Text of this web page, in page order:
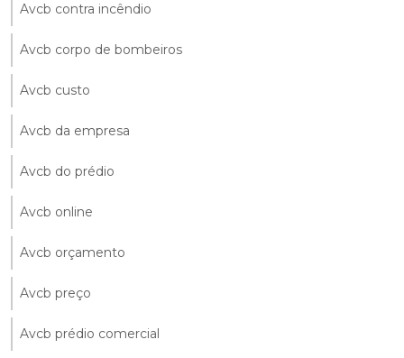
Avcb contra incêndio
Avcb corpo de bombeiros
Avcb custo
Avcb da empresa
Avcb do prédio
Avcb online
Avcb orçamento
Avcb preço
Avcb prédio comercial